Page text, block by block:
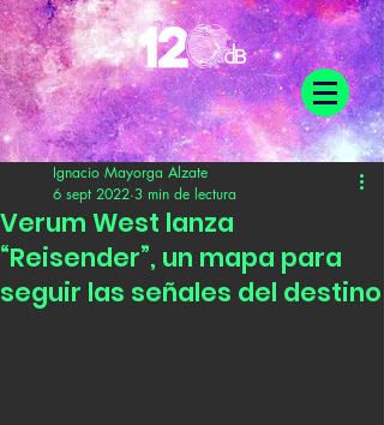
Verum West lanza
“Reisender”, un mapa para
seguir las señales del destino
Ignacio Mayorga Alzate
6 sept 2022 3 min de lectura